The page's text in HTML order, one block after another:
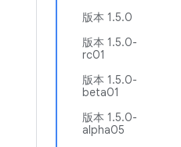
版本 1.5.0
版本 1.5.0-
rc01
版本 1.5.0-
beta01
版本 1.5.0-
alpha05